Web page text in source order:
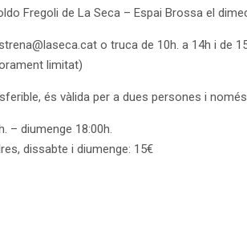
Fregoli de La Seca – Espai Brossa el
o truca de 10h. a 14h i de
limitat)
és vàlida per a dues persones i només
– diumenge 18:00h.
dissabte i diumenge: 15€